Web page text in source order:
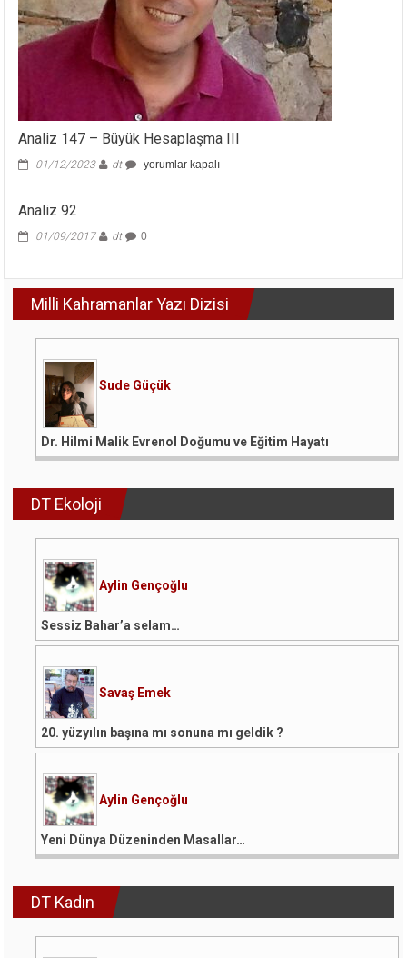
Analiz 147 – Büyük Hesaplaşma III
01/12/2023 dt
Analiz
Hesaplaşma
yorumlar kapalı
Analiz 92
01/09/2017 dt 0
Milli Kahramanlar Yazı Dizisi
Sude Güçük
Dr. Hilmi Malik Evrenol Doğumu ve Eğitim Hayatı
DT Ekoloji
Aylin Gençoğlu
Sessiz Bahar’a selam…
Savaş Emek
20. yüzyılın başına mı sonuna mı geldik ?
Aylin Gençoğlu
Yeni Dünya Düzeninden Masallar…
DT Kadın